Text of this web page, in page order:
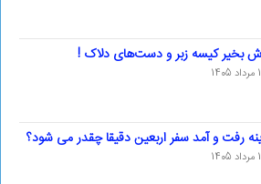
بخیر کیسه‌ زبر و دست‌های دلاک !
رفت و آمد سفر اربعین دقیقا چقدر می شود؟